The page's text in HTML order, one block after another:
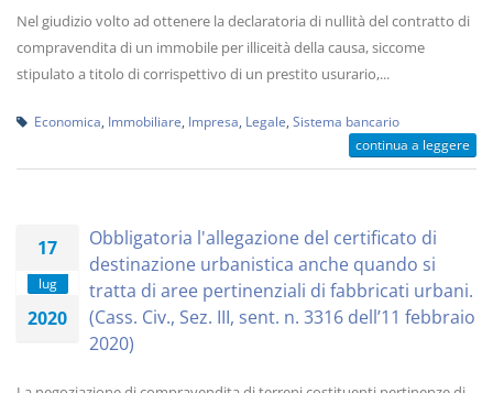
Nel giudizio volto ad ottenere la declaratoria di nullità del contratto di
compravendita di un immobile per illiceità della causa, siccome
stipulato a titolo di corrispettivo di un prestito usurario,...
Economica Immobiliare Impresa Legale Sistema bancario
continua a leggere
17
lug
2020
Obbligatoria l'allegazione del certificato di
destinazione urbanistica anche quando si
tratta di aree pertinenziali di fabbricati urbani.
(Cass. Civ., Sez. III, sent. n. 3316 dell’11 febbraio
2020)